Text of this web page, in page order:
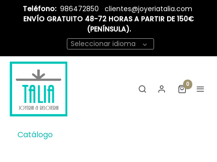
Teléfono: 986472850
clientes@joyeriatalia.com
ENVÍO GRATUITO 48-72 HORAS A PARTIR DE 150€
(PENÍNSULA).
Seleccionar idioma
0
Catálogo